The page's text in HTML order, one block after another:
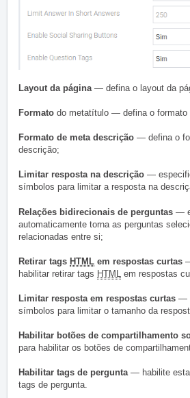
Layout da página — defina o layout da
Formato do metatítulo — defina o formato
Formato de meta descrição — defina o
descrição;
Limitar resposta na descrição —
símbolos para limitar a resposta na
Relações bidirecionais de perguntas —
automaticamente torna as perguntas
relacionadas entre si;
Retirar tags HTML em respostas curtas
habilitar retirar tags HTML em respostas
Limitar resposta em respostas curtas —
símbolos para limitar o tamanho da
Habilitar botões de compartilhamento
para habilitar os botões de
Habilitar tags de pergunta— habilite esta
tags de pergunta.